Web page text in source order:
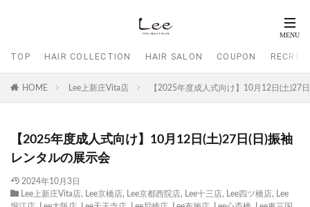
TOP HAIR COLLECTION HAIR SALON COUPON
HOME Lee上新庄Vita店 【2025年度成人式向け】10月12日(土)27
【2025年度成人式向け】10月12日(土)27日(日)振袖
レンタルの展示会
2024年10月3日
Lee上新庄Vita店, Lee京橋店, Lee京都西院店, Lee十三店, Lee四ツ橋店,
Lee